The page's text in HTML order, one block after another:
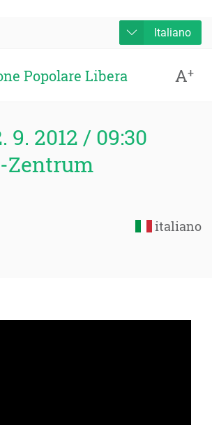
Italiano
Popolare Libera A+
9. 2012 / 09:30
Zentrum
italiano